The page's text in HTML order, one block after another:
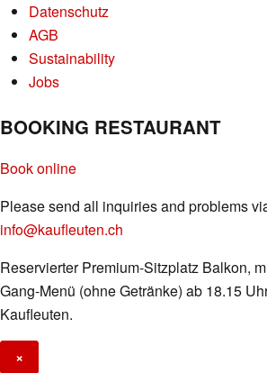
Datenschutz
AGB
Sustainability
Jobs
BOOKING RESTAURANT
Book online
Please send all inquiries and problems
info@kaufleuten.ch
Reservierter Premium-Sitzplatz Balkon,
Gang-Menü (ohne Getränke) ab 18.15
Kaufleuten.
×